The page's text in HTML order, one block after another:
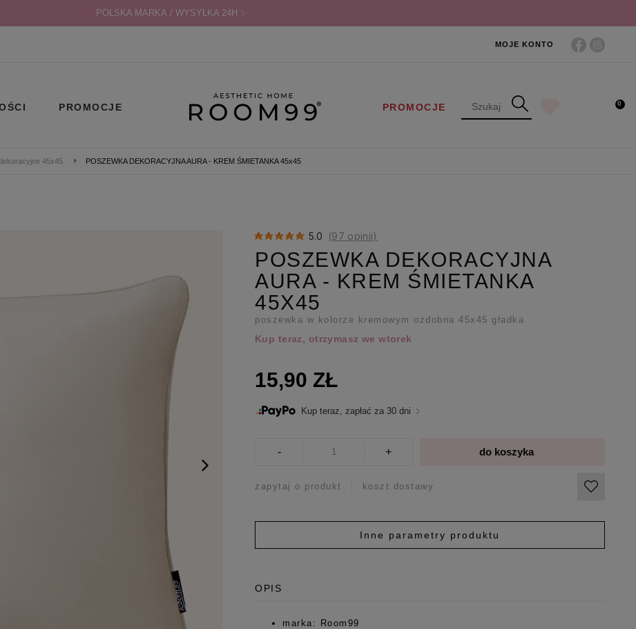
POLSKA MARKA / WYSYŁKA 24H ✨
MOJE KONTO
PROMOCJE PROMOCJE 0
45x45 POSZEWKA DEKORACYJNA AURA - KREM ŚMIETANKA 45x45
5.0 (97 opinii)
POSZEWKA DEKORACYJNA
AURA - KREM ŚMIETANKA
45X45
poszewka w kolorze kremowym ozdobna 45x45 gładka
Kup teraz, otrzymasz we wtorek
15,90 ZŁ
Kup teraz, zapłać za 30 dni
- + do koszyka
zapytaj o produkt koszt dostawy
Inne parametry produktu
OPIS
marka: Room99